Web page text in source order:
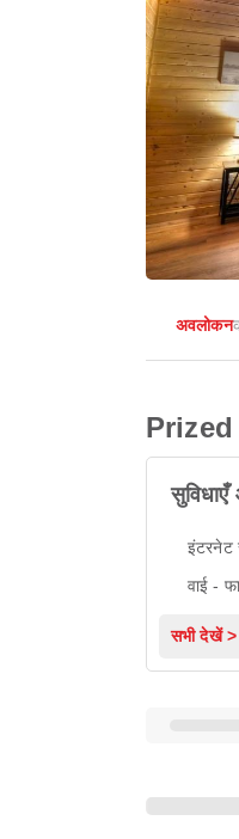
अवलोकन
Prized
इंटरनेट
वाई -
सभी देखें >